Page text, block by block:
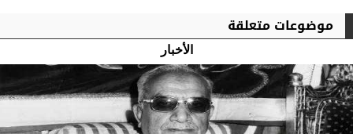
موضوعات متعلقة
الأخبار